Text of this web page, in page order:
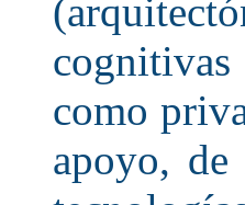
como
apoyo,